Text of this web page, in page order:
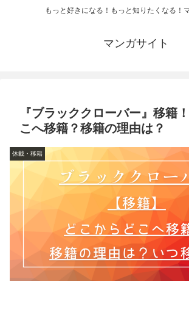
もっと好きになる！もっと知りたくなる！
マンガサイト
『ブラッククローバー』移籍
こへ移籍？移籍の理由は？
休載・移籍